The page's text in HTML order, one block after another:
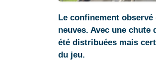
Le confinement
neuves. Avec une
été distribuées mais
du jeu.